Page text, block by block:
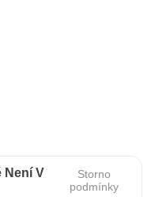
Není V
Storno
podmínky